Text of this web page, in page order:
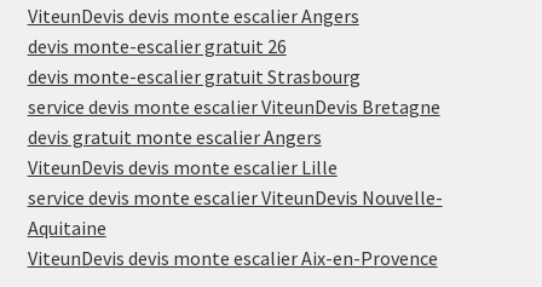
ViteunDevis devis monte escalier Angers
devis monte-escalier gratuit 26
devis monte-escalier gratuit Strasbourg
service devis monte escalier ViteunDevis Bretagne
devis gratuit monte escalier Angers
ViteunDevis devis monte escalier Lille
service devis monte escalier ViteunDevis Nouvelle-
Aquitaine
ViteunDevis devis monte escalier Aix-en-Provence